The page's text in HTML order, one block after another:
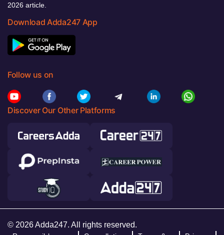
2026 article.
Download Adda247 App
Follow us on
Discover Our Other Platforms
© 2026 Adda247. All rights reserved.